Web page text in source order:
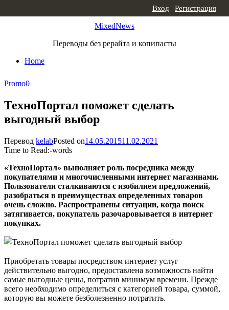
MixedNews
Переводы без рерайта и копипасты
Home
Вход | Регистрация
Promo0
ТехноПортал поможет сделать
выгодный выбор
Перевод kelabPosted on14.05.201511.02.2021
Time to Read:-words
«ТехноПортал» выполняет роль посредника между
покупателями и многочисленными интернет магазинами.
Пользователи сталкиваются с изобилием предложений,
разобраться в преимуществах определенных товаров
очень сложно. Распространены ситуации, когда поиск
затягивается, покупатель разочаровывается в интернет
покупках.
Приобретать товары посредством интернет услуг
действительно выгодно, предоставлена возможность найти
самые выгодные цены, потратив минимум времени. Прежде
всего необходимо определиться с категорией товара, суммой,
которую вы можете безболезненно потратить.